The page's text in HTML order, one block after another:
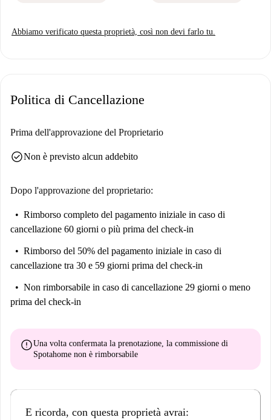
Abbiamo verificato questa proprietà, così non devi farlo tu.
Politica di Cancellazione
Prima dell'approvazione del Proprietario
check_circleNon è previsto alcun addebito
Dopo l'approvazione del proprietario:
Rimborso completo del pagamento iniziale in caso di
cancellazione 60 giorni o più prima del check-in
Rimborso del 50% del pagamento iniziale in caso di
cancellazione tra 30 e 59 giorni prima del check-in
Non rimborsabile in caso di cancellazione 29 giorni o meno
prima del check-in
errorUna volta confermata la prenotazione, la commissione di
Spotahome non è rimborsabile
E ricorda, con questa proprietà avrai: